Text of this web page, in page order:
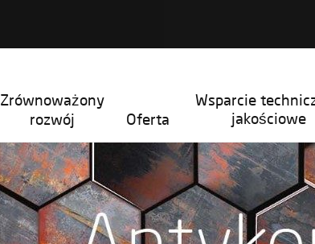
Zrównoważony
rozwój
Oferta
Wsparcie
jakościowe